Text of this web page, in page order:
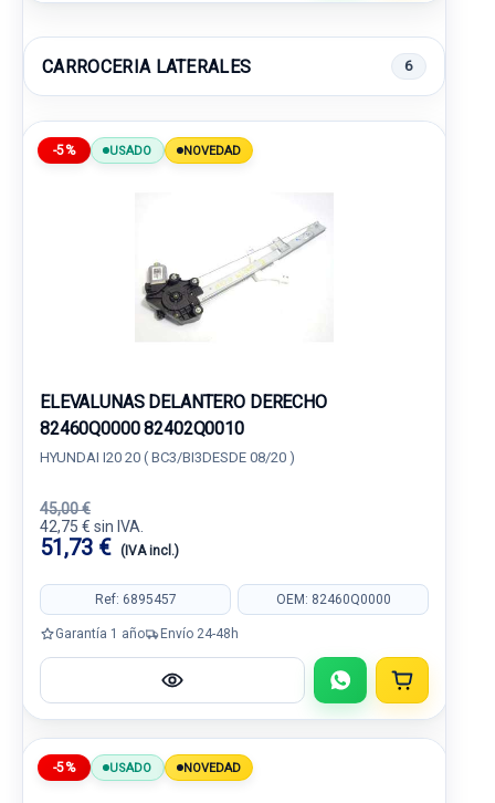
CARROCERIA LATERALES 6
-5% USADO NOVEDAD
ELEVALUNAS DELANTERO DERECHO
82460Q0000 82402Q0010
HYUNDAI I20 20 ( BC3/BI3DESDE 08/20 )
45,00 €
42,75 € sin IVA.
51,73 € (IVA incl.)
Ref: 6895457 OEM: 82460Q0000
Garantía 1 año Envío 24-48h
-5% USADO NOVEDAD